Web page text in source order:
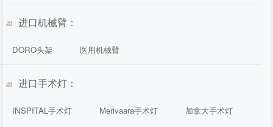
进口机械臂：
DORO头架 医用机械臂
进口手术灯：
INSPITAL手术灯 Merivaara手术灯 加拿大手术灯